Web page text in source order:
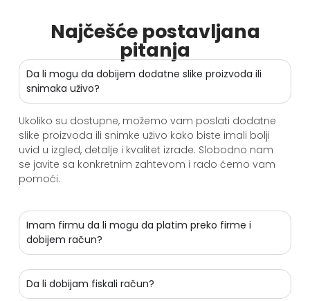
Najčešće postavljana
pitanja
Da li mogu da dobijem dodatne slike proizvoda ili
snimaka uživo?
Ukoliko su dostupne, možemo vam poslati dodatne
slike proizvoda ili snimke uživo kako biste imali bolji
uvid u izgled, detalje i kvalitet izrade. Slobodno nam
se javite sa konkretnim zahtevom i rado ćemo vam
pomoći.
Imam firmu da li mogu da platim preko firme i
dobijem račun?
Da li dobijam fiskali račun?